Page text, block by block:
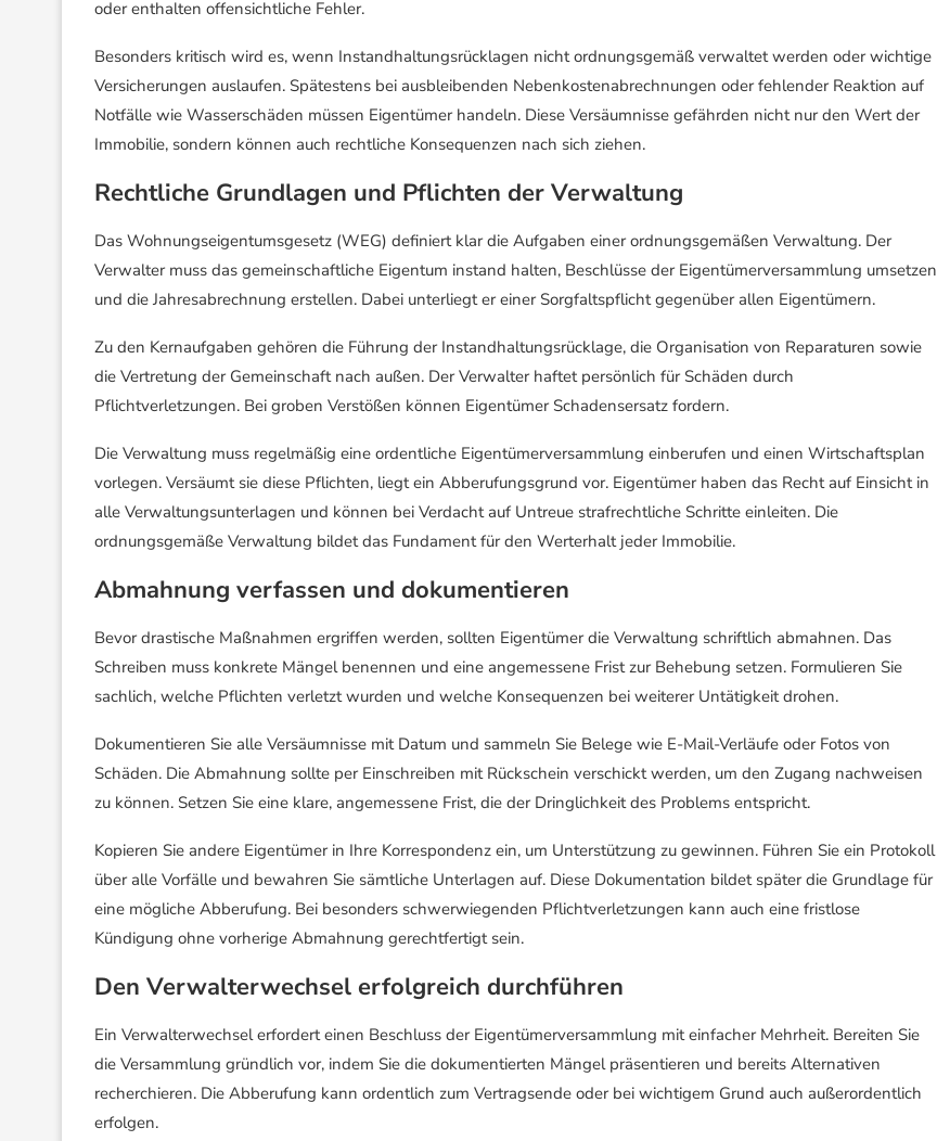
oder enthalten offensichtliche Fehler.
Besonders kritisch wird es, wenn Instandhaltungsrücklagen nicht ordnungsgemäß verwaltet werden oder wichtige
Versicherungen auslaufen. Spätestens bei ausbleibenden Nebenkostenabrechnungen oder fehlender Reaktion auf
Notfälle wie Wasserschäden müssen Eigentümer handeln. Diese Versäumnisse gefährden nicht nur den Wert der
Immobilie, sondern können auch rechtliche Konsequenzen nach sich ziehen.
Rechtliche Grundlagen und Pflichten der Verwaltung
Das Wohnungseigentumsgesetz (WEG) definiert klar die Aufgaben einer ordnungsgemäßen Verwaltung. Der
Verwalter muss das gemeinschaftliche Eigentum instand halten, Beschlüsse der Eigentümerversammlung umsetzen
und die Jahresabrechnung erstellen. Dabei unterliegt er einer Sorgfaltspflicht gegenüber allen Eigentümern.
Zu den Kernaufgaben gehören die Führung der Instandhaltungsrücklage, die Organisation von Reparaturen sowie
die Vertretung der Gemeinschaft nach außen. Der Verwalter haftet persönlich für Schäden durch
Pflichtverletzungen. Bei groben Verstößen können Eigentümer Schadensersatz fordern.
Die Verwaltung muss regelmäßig eine ordentliche Eigentümerversammlung einberufen und einen Wirtschaftsplan
vorlegen. Versäumt sie diese Pflichten, liegt ein Abberufungsgrund vor. Eigentümer haben das Recht auf Einsicht in
alle Verwaltungsunterlagen und können bei Verdacht auf Untreue strafrechtliche Schritte einleiten. Die
ordnungsgemäße Verwaltung bildet das Fundament für den Werterhalt jeder Immobilie.
Abmahnung verfassen und dokumentieren
Bevor drastische Maßnahmen ergriffen werden, sollten Eigentümer die Verwaltung schriftlich abmahnen. Das
Schreiben muss konkrete Mängel benennen und eine angemessene Frist zur Behebung setzen. Formulieren Sie
sachlich, welche Pflichten verletzt wurden und welche Konsequenzen bei weiterer Untätigkeit drohen.
Dokumentieren Sie alle Versäumnisse mit Datum und sammeln Sie Belege wie E-Mail-Verläufe oder Fotos von
Schäden. Die Abmahnung sollte per Einschreiben mit Rückschein verschickt werden, um den Zugang nachweisen
zu können. Setzen Sie eine klare, angemessene Frist, die der Dringlichkeit des Problems entspricht.
Kopieren Sie andere Eigentümer in Ihre Korrespondenz ein, um Unterstützung zu gewinnen. Führen Sie ein Protokoll
über alle Vorfälle und bewahren Sie sämtliche Unterlagen auf. Diese Dokumentation bildet später die Grundlage für
eine mögliche Abberufung. Bei besonders schwerwiegenden Pflichtverletzungen kann auch eine fristlose
Kündigung ohne vorherige Abmahnung gerechtfertigt sein.
Den Verwalterwechsel erfolgreich durchführen
Ein Verwalterwechsel erfordert einen Beschluss der Eigentümerversammlung mit einfacher Mehrheit. Bereiten Sie
die Versammlung gründlich vor, indem Sie die dokumentierten Mängel präsentieren und bereits Alternativen
recherchieren. Die Abberufung kann ordentlich zum Vertragsende oder bei wichtigem Grund auch außerordentlich
erfolgen.